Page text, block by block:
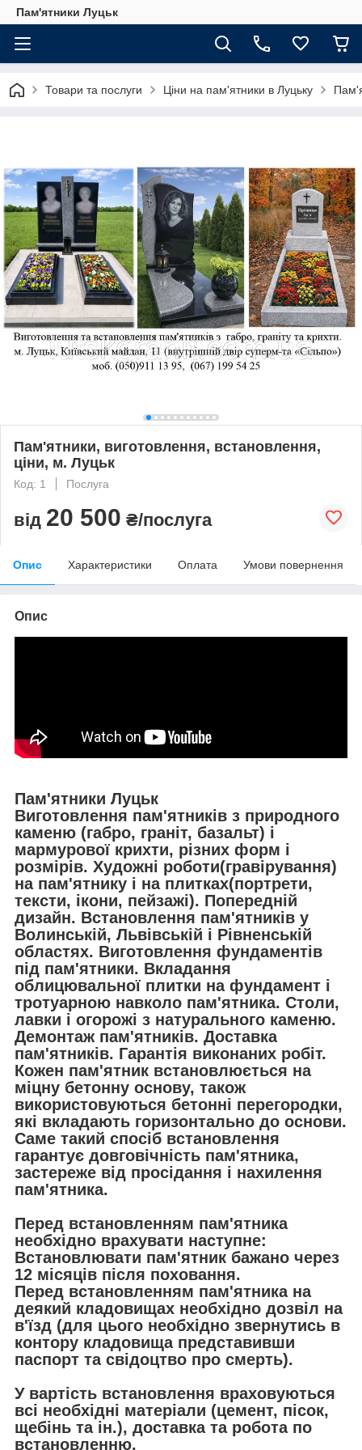
Пам'ятники Луцьк
Товари та послуги Ціни на пам'ятники в Луцьку
Пам'ятники, виготовлення, встановлення,
ціни, м. Луцьк
Код: 1 Послуга
від 20 500 ₴/послуга
Опис Характеристики Оплата Умови повернення
Опис
Пам'ятники Луцьк
Виготовлення пам'ятників з природного
каменю (габро, граніт, базальт) і
мармурової крихти, різних форм і
розмірів. Художні роботи(гравірування)
на пам'ятнику і на плитках(портрети,
тексти, ікони, пейзажі). Попередній
дизайн. Встановлення пам'ятників у
Волинській, Львівській і Рівненській
областях. Виготовлення фундаментів
під пам'ятники. Вкладання
облицювальної плитки на фундамент і
тротуарною навколо пам'ятника. Столи,
лавки і огорожі з натурального каменю.
Демонтаж пам'ятників. Доставка
пам'ятників. Гарантія виконаних робіт.
Кожен пам'ятник встановлюється на
міцну бетонну основу, також
використовуються бетонні перегородки,
які вкладають горизонтально до основи.
Саме такий спосіб встановлення
гарантує довговічність пам'ятника,
застереже від просідання і нахилення
пам'ятника.
Перед встановленням пам'ятника
необхідно врахувати наступне:
Встановлювати пам'ятник бажано через
12 місяців після поховання.
Перед встановленням пам'ятника на
деякий кладовищах необхідно дозвіл на
в'їзд (для цього необхідно звернутись в
контору кладовища представивши
паспорт та свідоцтво про смерть).
У вартість встановлення враховуються
всі необхідні матеріали (цемент, пісок,
щебінь та ін.), доставка та робота по
встановленню.